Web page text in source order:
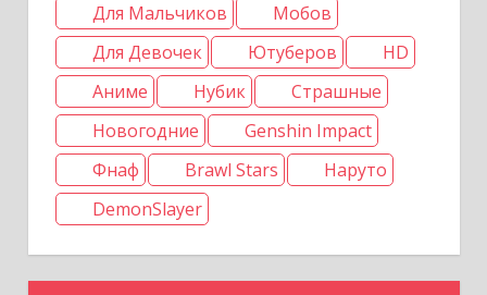
Для Мальчиков
Мобов
Для Девочек
Ютуберов
HD
Аниме
Нубик
Страшные
Новогодние
Genshin Impact
Фнаф
Brawl Stars
Наруто
DemonSlayer